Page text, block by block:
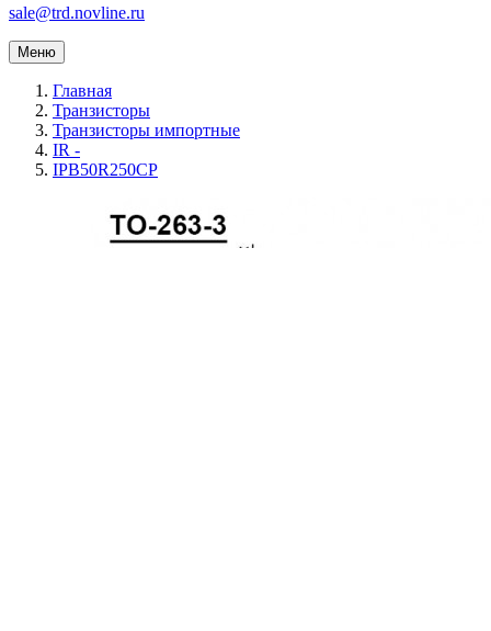
sale@trd.novline.ru
Меню
Главная
Транзисторы
Транзисторы импортные
IR -
IPB50R250CP